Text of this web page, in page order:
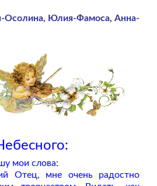
Осолина, Юлия-Фамоса, Анна-
мои слова:
Отец, мне очень радостно